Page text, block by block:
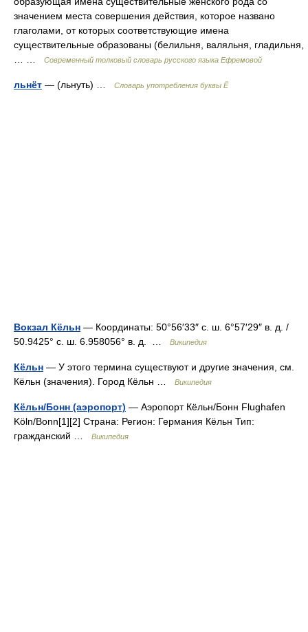
значением места совершения действия, которое названо
глаголами, от которых соответствующие имена
существительные образованы (белильня, валяльня, гладильня,
Современный толковый словарь русского языка Ефремовой
льнёт — (льнуть) … Словарь употребления буквы Ё
Вокзал Кёльн — Координаты: 50°56′33″ с. ш. 6°57′29″ в. д. /
50.9425° с. ш. 6.958056° в. д. …
Википедия
Кёльн — У этого термина существуют и другие значения, см.
Кёльн (значения). Город Кёльн …
Википедия
Кёльн/Бонн (аэропорт) — Аэропорт Кёльн/Бонн Flughafen
Köln/Bonn[1][2] Страна: Регион: Германия Кёльн Тип:
гражданский …
Википедия